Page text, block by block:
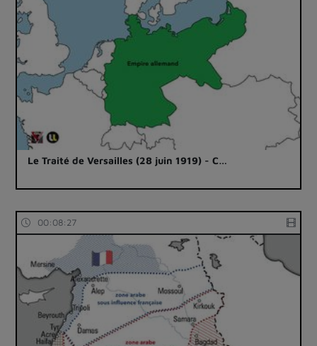
Le Traité de Versailles (28 juin 1919) - C…
00:08:27